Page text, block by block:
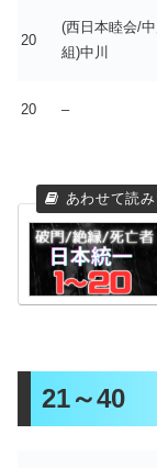
20
(西日本睦会/中
組)中川
20 –
21～40